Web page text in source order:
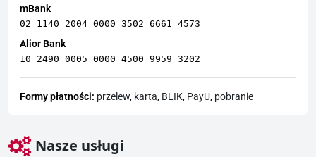
mBank
02 1140 2004 0000 3502 6661 4573
Alior Bank
10 2490 0005 0000 4500 9959 3202
Formy płatności: przelew, karta, BLIK, PayU, pobranie
Nasze usługi